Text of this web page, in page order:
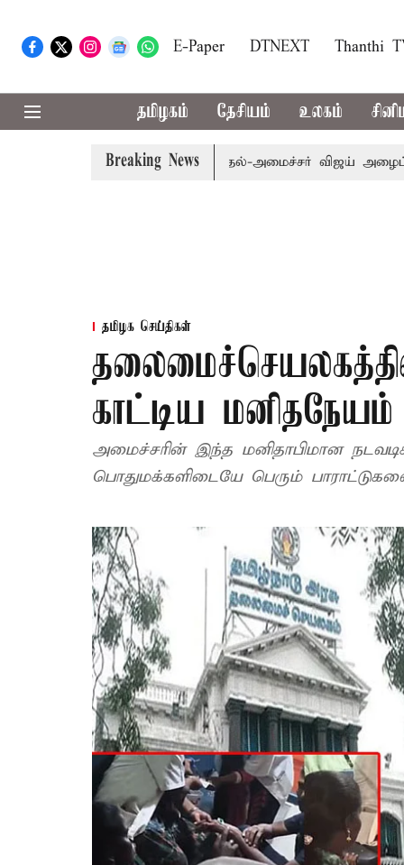
E-Paper DTNEXT Thanthi
தமிழகம் தேசியம் உலகம்
Breaking News
கூட்டத்துக்கு முதல்-அமைச்சர் விஜய் அழைப்பு
தமிழக செய்திகள்
காட்டிய மனிதநேயம்
அமைச்சரின் இந்த மனிதாபிமான நடவடிக்கை கோட்டையில் இருந்த அதிகாரிகள் மற்றும்
பொதுமக்களிடையே பெரும்